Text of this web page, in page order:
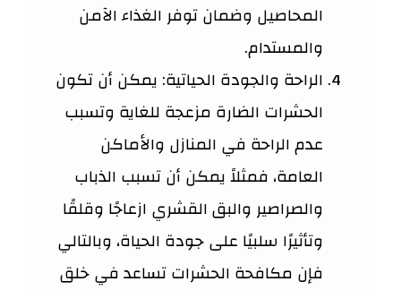
المحاصيل وضمان توفر الغذاء الآمن
والمستدام.
الراحة والجودة الحياتية: يمكن أن تكون
الحشرات الضارة مزعجة للغاية وتسبب
عدم الراحة في المنازل والأماكن
العامة، فمثلاً يمكن أن تسبب الذباب
والصراصير والبق القشري ازعاجًا وقلقًا
وتأثيرًا سلبيًا على جودة الحياة، وبالتالي
فإن مكافحة الحشرات تساعد في خلق